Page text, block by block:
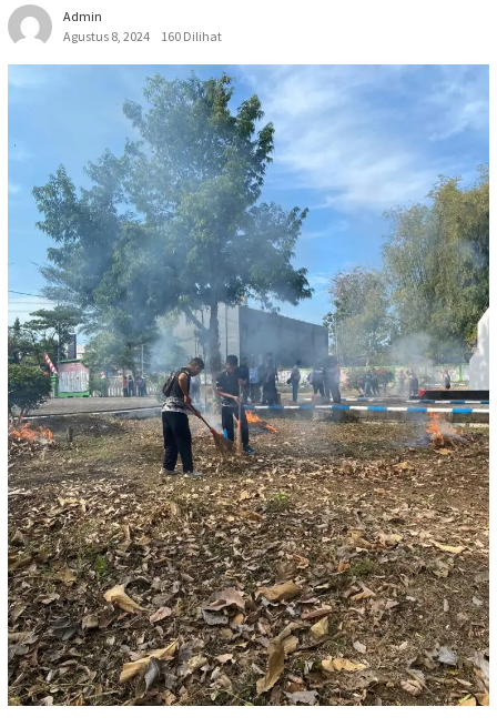
Admin
Agustus 8, 2024
160 Dilihat